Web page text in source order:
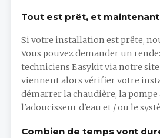
Tout est prêt, et
Si votre installation est prête,
Vous pouvez demander un
techniciens Easykit via notre site
viennent alors vérifier votre
démarrer la chaudière, la pompe
l'adoucisseur d'eau et / ou le
Combien de temps vont